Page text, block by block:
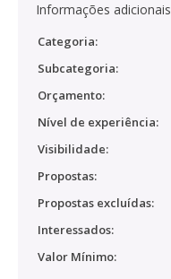
Informações adicionais
Categoria:
Subcategoria:
Orçamento:
Nível de experiência:
Visibilidade:
Propostas:
Propostas excluídas:
Interessados:
Valor Mínimo: